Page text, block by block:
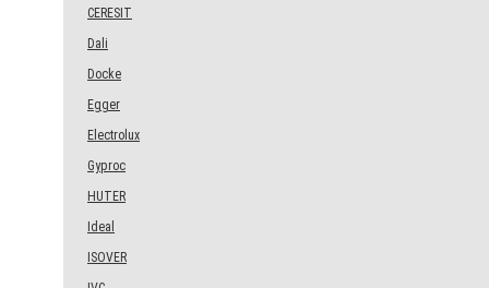
CERESIT
Dali
Docke
Egger
Electrolux
Gyproc
HUTER
Ideal
ISOVER